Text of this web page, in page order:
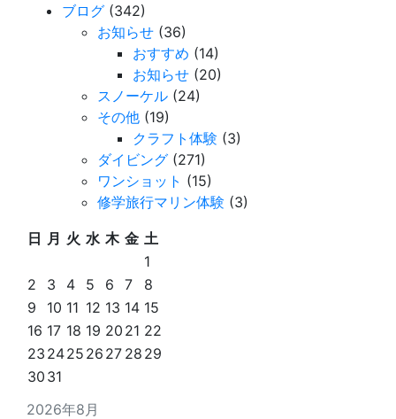
ブログ (342)
お知らせ (36)
おすすめ (14)
お知らせ (20)
スノーケル (24)
その他 (19)
クラフト体験 (3)
ダイビング (271)
ワンショット (15)
修学旅行マリン体験 (3)
2026年8月
日 月 火 水 木 金 土
1
2
3 4 5 6 7
8
9
10 11 12 13 14 15
16 17 18 19 20 21 22
23 2425 26 27 28 29
30 31